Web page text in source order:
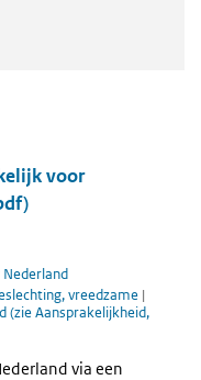
voor
vreedzame |
(zie Aansprakelijkheid,
via een